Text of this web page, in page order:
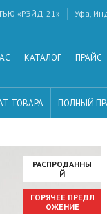
«РЭЙД-21» Уфа,
КАТАЛОГ ПРАЙС
ТОВАРА ПОЛНЫЙ
РАСПРОДАННЫ
Й
ГОРЯЧЕЕ ПРЕДЛ
ОЖЕНИЕ